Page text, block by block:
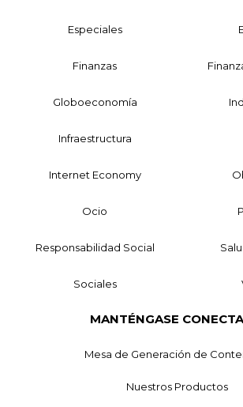
Especiales
Finanzas
Globoeconomía
Infraestructura
Internet Economy
Ocio
Responsabilidad Social
Sociales
MANTÉNGASE
Mesa de Generación de
Nuestros Productos